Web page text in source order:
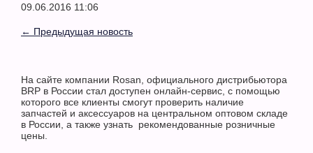
09.06.2016 11:06
← Предыдущая новость
На сайте компании Rosan, официального дистрибьютора
BRP в России стал доступен онлайн-сервис, с помощью
которого все клиенты смогут проверить наличие
запчастей и аксессуаров на центральном оптовом складе
в России, а также узнать рекомендованные розничные
цены.